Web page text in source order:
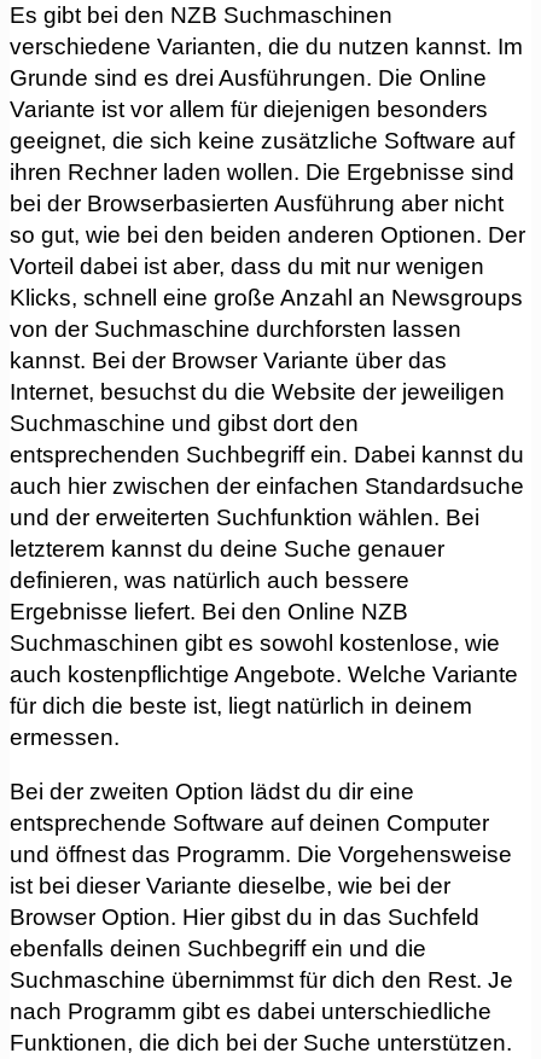
Es gibt bei den NZB Suchmaschinen
verschiedene Varianten, die du nutzen kannst. Im
Grunde sind es drei Ausführungen. Die Online
Variante ist vor allem für diejenigen besonders
geeignet, die sich keine zusätzliche Software auf
ihren Rechner laden wollen. Die Ergebnisse sind
bei der Browserbasierten Ausführung aber nicht
so gut, wie bei den beiden anderen Optionen. Der
Vorteil dabei ist aber, dass du mit nur wenigen
Klicks, schnell eine große Anzahl an Newsgroups
von der Suchmaschine durchforsten lassen
kannst. Bei der Browser Variante über das
Internet, besuchst du die Website der jeweiligen
Suchmaschine und gibst dort den
entsprechenden Suchbegriff ein. Dabei kannst du
auch hier zwischen der einfachen Standardsuche
und der erweiterten Suchfunktion wählen. Bei
letzterem kannst du deine Suche genauer
definieren, was natürlich auch bessere
Ergebnisse liefert. Bei den Online NZB
Suchmaschinen gibt es sowohl kostenlose, wie
auch kostenpflichtige Angebote. Welche Variante
für dich die beste ist, liegt natürlich in deinem
ermessen.
Bei der zweiten Option lädst du dir eine
entsprechende Software auf deinen Computer
und öffnest das Programm. Die Vorgehensweise
ist bei dieser Variante dieselbe, wie bei der
Browser Option. Hier gibst du in das Suchfeld
ebenfalls deinen Suchbegriff ein und die
Suchmaschine übernimmst für dich den Rest. Je
nach Programm gibt es dabei unterschiedliche
Funktionen, die dich bei der Suche unterstützen.